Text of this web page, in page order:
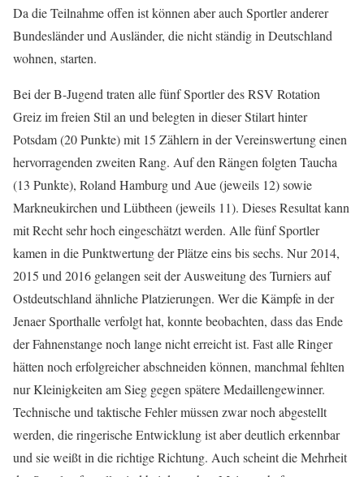
Da die Teilnahme offen ist können aber auch Sportler anderer
Bundesländer und Ausländer, die nicht ständig in Deutschland
wohnen, starten.
Bei der B-Jugend traten alle fünf Sportler des RSV Rotation
Greiz im freien Stil an und belegten in dieser Stilart hinter
Potsdam (20 Punkte) mit 15 Zählern in der Vereinswertung einen
hervorragenden zweiten Rang. Auf den Rängen folgten Taucha
(13 Punkte), Roland Hamburg und Aue (jeweils 12) sowie
Markneukirchen und Lübtheen (jeweils 11). Dieses Resultat kann
mit Recht sehr hoch eingeschätzt werden. Alle fünf Sportler
kamen in die Punktwertung der Plätze eins bis sechs. Nur 2014,
2015 und 2016 gelangen seit der Ausweitung des Turniers auf
Ostdeutschland ähnliche Platzierungen. Wer die Kämpfe in der
Jenaer Sporthalle verfolgt hat, konnte beobachten, dass das Ende
der Fahnenstange noch lange nicht erreicht ist. Fast alle Ringer
hätten noch erfolgreicher abschneiden können, manchmal fehlten
nur Kleinigkeiten am Sieg gegen spätere Medaillengewinner.
Technische und taktische Fehler müssen zwar noch abgestellt
werden, die ringerische Entwicklung ist aber deutlich erkennbar
und sie weißt in die richtige Richtung. Auch scheint die Mehrheit